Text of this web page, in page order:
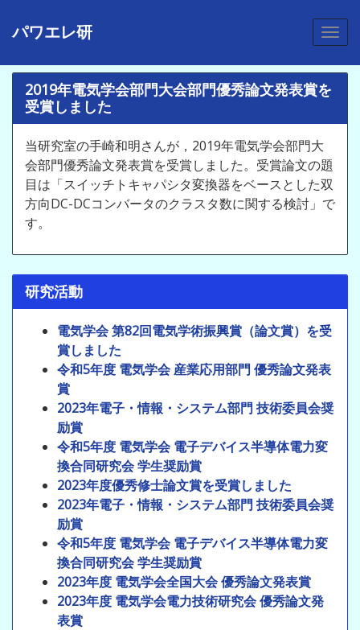
パワエレ研
2019年電気学会部門大会部門優秀論文発表賞を
受賞しました
当研究室の手崎和明さんが，2019年電気学会部門大
会部門優秀論文発表賞を受賞しました。受賞論文の題
目は「スイッチトキャパシタ変換器をベースとした双
方向DC-DCコンバータのクラスタ数に関する検討」で
す。
研究活動
電気学会 第82回電気学術振興賞（論文賞）を受
賞しました
令和5年度 電気学会 産業応用部門 優秀論文発表
賞
2023年電子・情報・システム部門 技術委員会奨
励賞
令和5年度 電気学会 電子デバイス半導体電力変
換合同研究会 学生奨励賞
2023年度優秀修士論文賞を受賞しました
2023年電子・情報・システム部門 技術委員会奨
励賞
令和5年度 電気学会 電子デバイス半導体電力変
換合同研究会 学生奨励賞
2023年度 電気学会全国大会 優秀論文発表賞
2023年度 電気学会電力技術研究会 優秀論文発
表賞